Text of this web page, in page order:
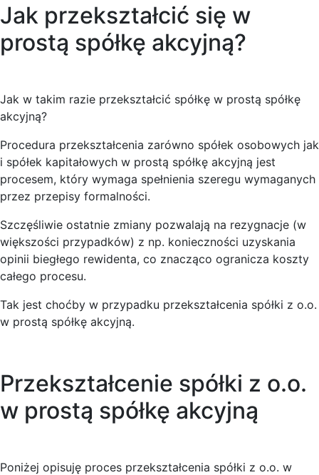
Jak przekształcić się w
prostą spółkę akcyjną?
Jak w takim razie przekształcić spółkę w prostą spółkę
akcyjną?
Procedura przekształcenia zarówno spółek osobowych jak
i spółek kapitałowych w prostą spółkę akcyjną jest
procesem, który wymaga spełnienia szeregu wymaganych
przez przepisy formalności.
Szczęśliwie ostatnie zmiany pozwalają na rezygnacje (w
większości przypadków) z np. konieczności uzyskania
opinii biegłego rewidenta, co znacząco ogranicza koszty
całego procesu.
Tak jest choćby w przypadku przekształcenia spółki z o.o.
w prostą spółkę akcyjną.
Przekształcenie spółki z o.o.
w prostą spółkę akcyjną
Poniżej opisuję proces przekształcenia spółki z o.o. w